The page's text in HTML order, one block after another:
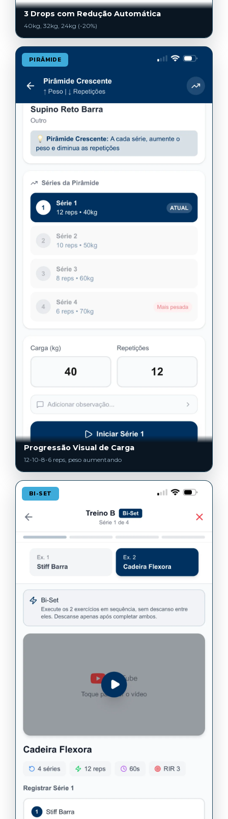
3 Drops com Redução Automática
40kg, 32kg, 24kg (-20%)
PIRÂMIDE
Progressão Visual de Carga
12-10-8-6 reps, peso aumentando
BI-SET